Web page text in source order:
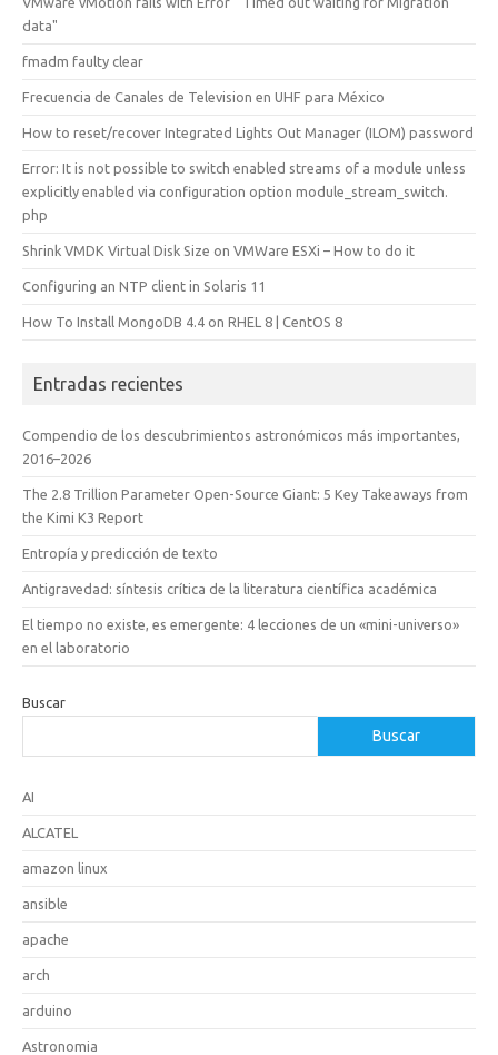
data"
fmadm faulty clear
Frecuencia de Canales de Television en UHF para México
How to reset/recover Integrated Lights Out Manager (ILOM) password
Error: It is not possible to switch enabled streams of a module unless
explicitly enabled via configuration option module_stream_switch.
php
Shrink VMDK Virtual Disk Size on VMWare ESXi – How to do it
Configuring an NTP client in Solaris 11
How To Install MongoDB 4.4 on RHEL 8 | CentOS 8
Entradas recientes
Compendio de los descubrimientos astronómicos más importantes,
2016–2026
The 2.8 Trillion Parameter Open-Source Giant: 5 Key Takeaways from
the Kimi K3 Report
Entropía y predicción de texto
Antigravedad: síntesis crítica de la literatura científica académica
El tiempo no existe, es emergente: 4 lecciones de un «mini-universo»
en el laboratorio
Buscar
Buscar
AI
ALCATEL
amazon linux
ansible
apache
arch
arduino
Astronomia